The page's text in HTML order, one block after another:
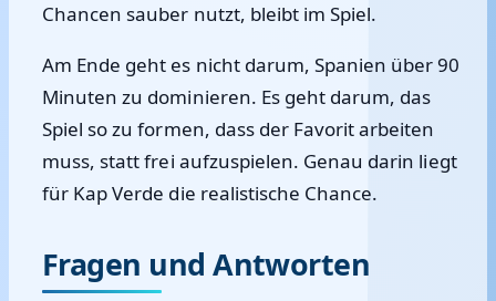
Chancen sauber nutzt, bleibt im Spiel.
Am Ende geht es nicht darum, Spanien über 90
Minuten zu dominieren. Es geht darum, das
Spiel so zu formen, dass der Favorit arbeiten
muss, statt frei aufzuspielen. Genau darin liegt
für Kap Verde die realistische Chance.
Fragen und Antworten